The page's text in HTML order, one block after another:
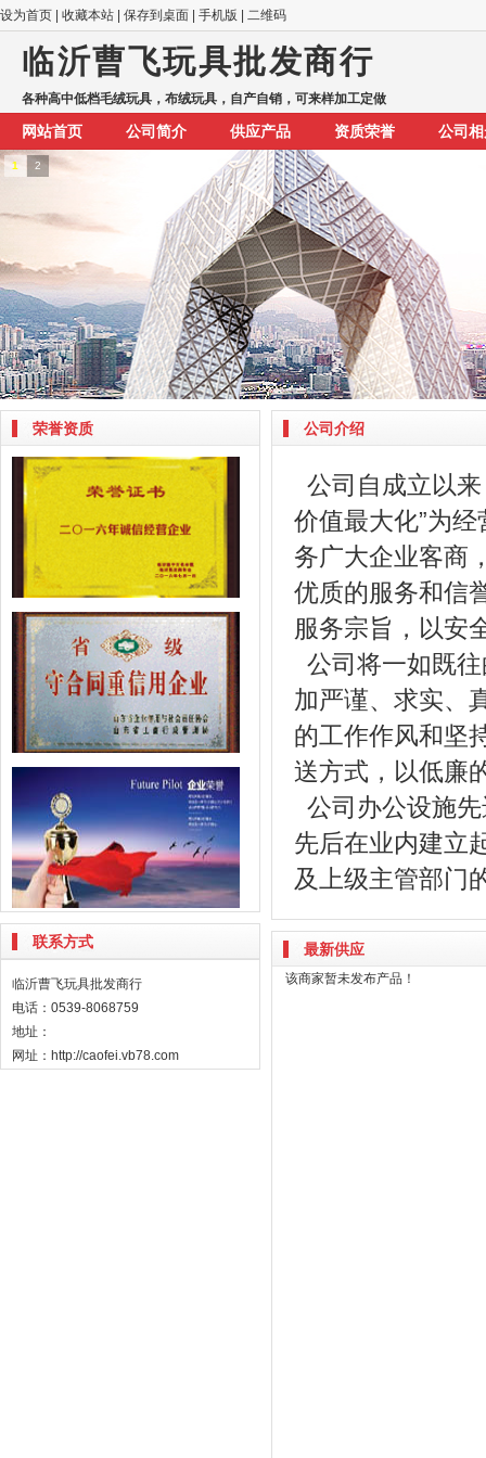
设为首页 收藏本站 保存到桌面 手机版 二维码
临沂曹飞玩具批发商行
各种高中低档毛绒玩具，布绒玩具，自产自销，可来样加工定做
网站首页 公司简介 供应产品 资质荣誉 公司
1 2
荣誉资质
联系方式
临沂曹飞玩具批发商行
电话：0539-8068759
地址：
网址：http://caofei.vb78.com
公司介绍
公司自成立以
价值最大化”为
务广大企业客商
优质的服务和信
服务宗旨，以安
公司将一如既
加严谨、求实、
的工作作风和坚
送方式，以低廉
公司办公设施
先后在业内建立
及上级主管部门
最新供应
该商家暂未发布产品！